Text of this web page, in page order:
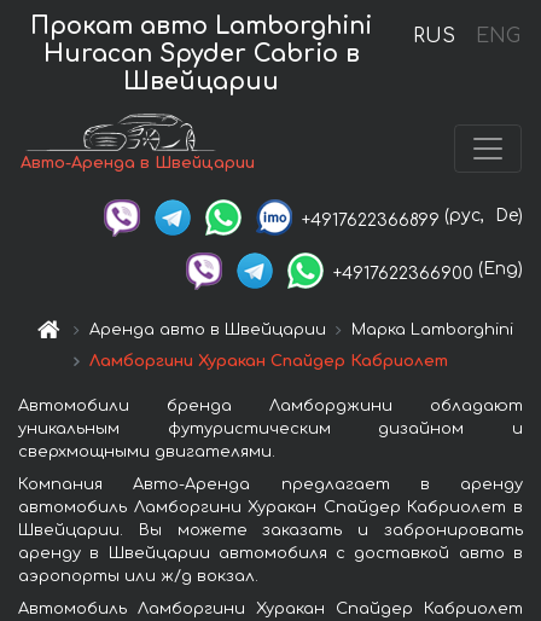
RUS ENG
Прокат авто Lamborghini
Huracan Spyder Cabrio в
Швейцарии
Авто-Аренда в Швейцарии
+4917622366899 (рус, De)
+4917622366900 (Eng)
Аренда авто в Швейцарии
Марка Lamborghini
Ламборгини Хуракан Спайдер Кабриолет
Автомобили бренда Ламборджини обладают
уникальным футуристическим дизайном и
сверхмощными двигателями.
Компания Авто-Аренда предлагает в аренду
автомобиль Ламборгини Хуракан Спайдер Кабриолет в
Швейцарии. Вы можете заказать и забронировать
аренду в Швейцарии автомобиля с доставкой авто в
аэропорты или ж/д вокзал.
Автомобиль Ламборгини Хуракан Спайдер Кабриолет